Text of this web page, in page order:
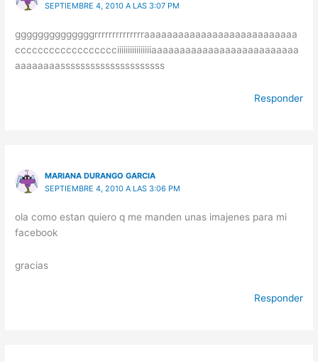
SEPTIEMBRE 4, 2010 A LAS 3:07 PM
ggggggggggggggrrrrrrrrrrrrrraaaaaaaaaaaaaaaaaaaaaaaaaaa
cccccccccccccccccciiiiiiiiiiiiiiiiaaaaaaaaaaaaaaaaaaaaaaaaaa
aaaaaaaasssssssssssssssssssss
Responder
MARIANA DURANGO GARCIA
SEPTIEMBRE 4, 2010 A LAS 3:06 PM
ola como estan quiero q me manden unas imajenes para mi
facebook
gracias
Responder